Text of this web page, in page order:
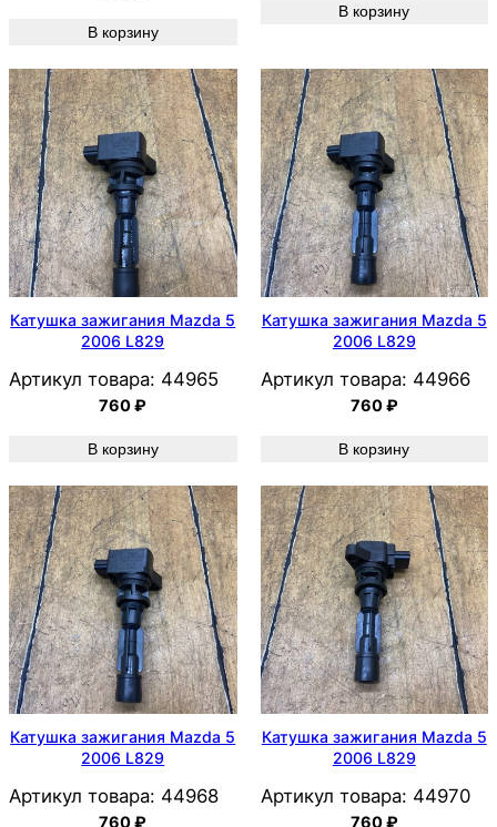
В корзину
В корзину
Катушка зажигания Mazda 5
2006 L829
Артикул товара: 44965
760₽
В корзину
Катушка зажигания Mazda 5
2006 L829
Артикул товара: 44966
760₽
В корзину
Катушка зажигания Mazda 5
2006 L829
Артикул товара: 44968
760₽
Катушка зажигания Mazda 5
2006 L829
Артикул товара: 44970
760₽